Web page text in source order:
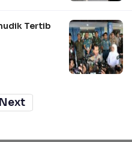
Tertib
Next